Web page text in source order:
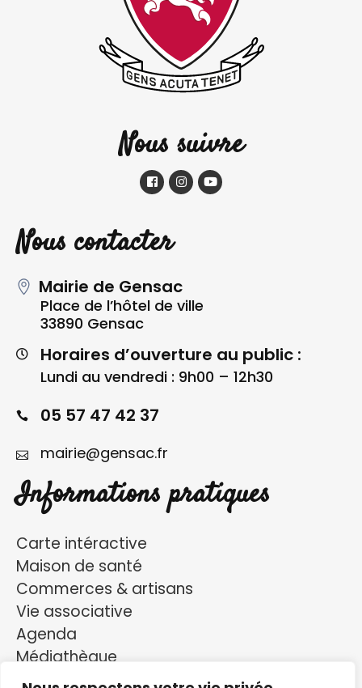
Nous suivre
Nous contacter
Mairie de Gensac
Place de l’hôtel de ville
33890 Gensac
Horaires d’ouverture au public :
Lundi au vendredi : 9h00 – 12h30
05 57 47 42 37
mairie@gensac.fr
Informations pratiques
Carte intéractive
Maison de santé
Commerces & artisans
Vie associative
Agenda
Médiathèque
Visiter Gensac